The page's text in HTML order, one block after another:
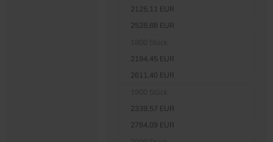
2125,11 EUR
2528,88 EUR
2194,45 EUR
2611,40 EUR
2339,57 EUR
2784,09 EUR